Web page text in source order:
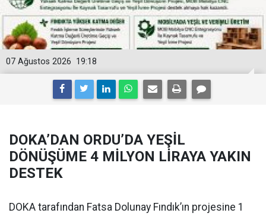
19:18
07 Ağustos 2026
DOKA’DAN ORDU’DA YEŞİL
DÖNÜŞÜME 4 MİLYON LİRAYA YAKIN
DESTEK
DOKA tarafından Fatsa Dolunay Fındık’ın projesine 1